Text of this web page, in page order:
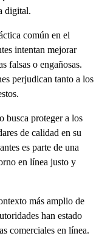
digital.
común en el
intentan mejorar
falsas o engañosas.
perjudican tanto a los
busca proteger a los
de calidad en su
es parte de una
en línea justo y
más amplio de
han estado
comerciales en línea.